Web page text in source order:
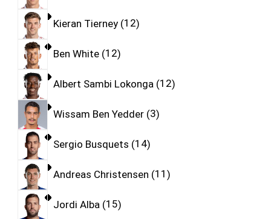
Kieran Tierney 12
Ben White 12
Albert Sambi Lokonga 12
Wissam Ben Yedder 3
Sergio Busquets 14
Andreas Christensen 11
Jordi Alba 15